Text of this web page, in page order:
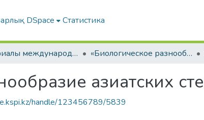
DSpace Статистика
Материалы международных научно-практических конференций «Биологическое разнообразие азиатских степей»
азиатских
handle/123456789/5839